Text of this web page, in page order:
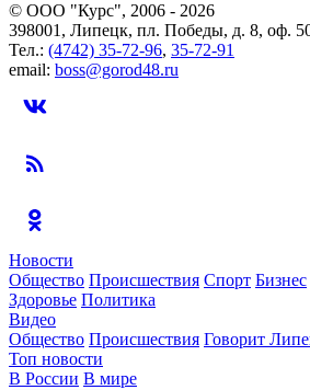
© ООО "Курс", 2006 - 2026
398001, Липецк, пл. Победы, д. 8, оф.
Тел.: (4742) 35-72-96, 35-72-91
email: boss@gorod48.ru
Новости
Общество Происшествия Спорт Бизнес
Здоровье Политика
Видео
Общество Происшествия Говорит
Топ новости
В России В мире